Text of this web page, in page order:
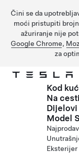
Čini se da
moći pristupiti
ažuriranje nije
Google Chrome,
za
Prijeđite na glavni sadržaj
Kod
Na cesti
Dijelovi
Model S
Eksterijer